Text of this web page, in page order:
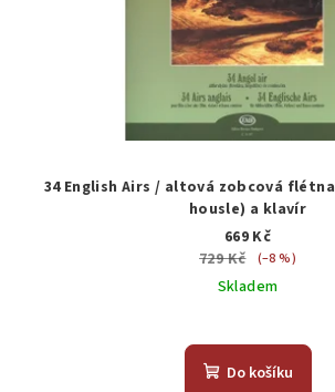
34 English Airs / altová zobcová
housle) a klavír
669 Kč
729 Kč
(–8 %)
Skladem
Do košíku